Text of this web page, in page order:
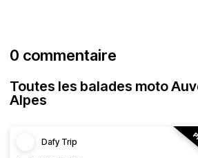
0 commentaire
Toutes les balades moto
Alpes
Dafy Trip